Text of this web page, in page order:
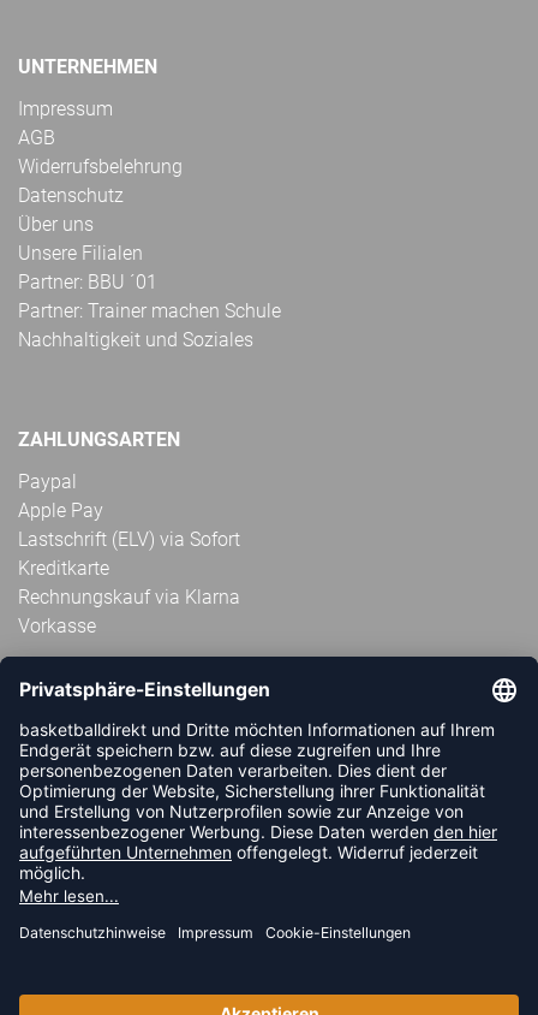
UNTERNEHMEN
Impressum
AGB
Widerrufsbelehrung
Datenschutz
Über uns
Unsere Filialen
Partner: BBU ´01
Partner: Trainer machen Schule
Nachhaltigkeit und Soziales
ZAHLUNGSARTEN
Paypal
Apple Pay
Lastschrift (ELV) via Sofort
Kreditkarte
Rechnungskauf via Klarna
Vorkasse
ABONNIERE JETZT DEN KOSTENLOSEN
HANDBALLDIREKT-NEWSLETTER UND VERPASSE KEINE
NEUIGKEIT ODER AKTION MEHR.
JETZT ANMELDEN